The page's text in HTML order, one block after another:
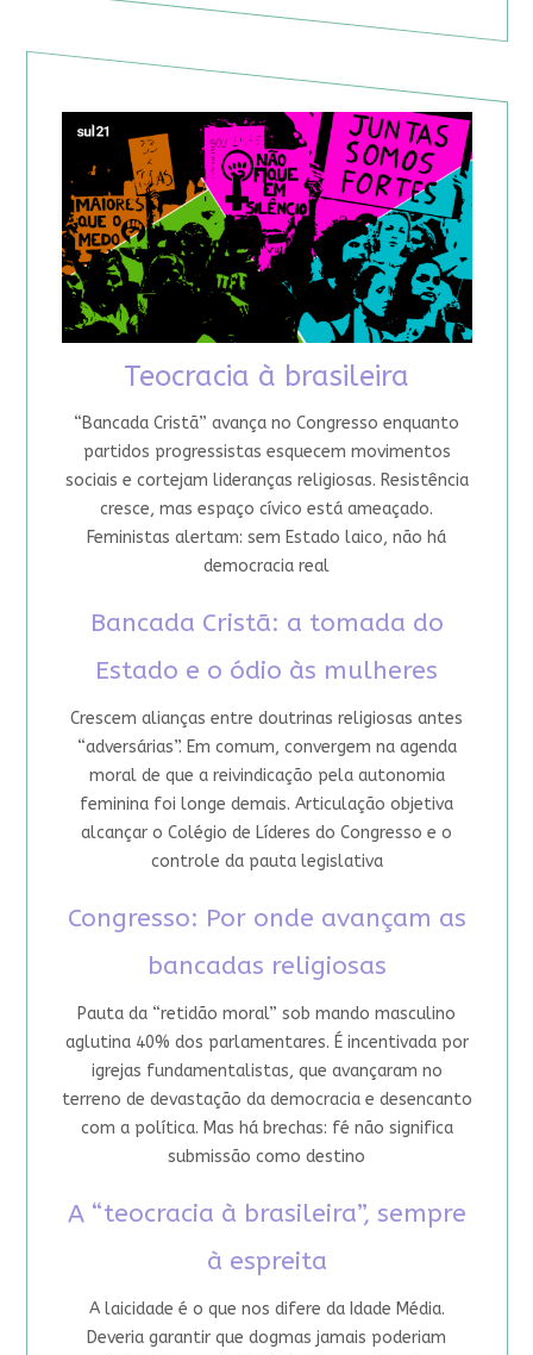
Teocracia à brasileira
“Bancada Cristã” avança no Congresso enquanto
partidos progressistas esquecem movimentos
sociais e cortejam lideranças religiosas. Resistência
cresce, mas espaço cívico está ameaçado.
Feministas alertam: sem Estado laico, não há
democracia real
Bancada Cristã: a tomada do
Estado e o ódio às mulheres
Crescem alianças entre doutrinas religiosas antes
“adversárias”. Em comum, convergem na agenda
moral de que a reivindicação pela autonomia
feminina foi longe demais. Articulação objetiva
alcançar o Colégio de Líderes do Congresso e o
controle da pauta legislativa
Congresso: Por onde avançam as
bancadas religiosas
Pauta da “retidão moral” sob mando masculino
aglutina 40% dos parlamentares. É incentivada por
igrejas fundamentalistas, que avançaram no
terreno de devastação da democracia e desencanto
com a política. Mas há brechas: fé não significa
submissão como destino
A “teocracia à brasileira”, sempre
à espreita
A laicidade é o que nos difere da Idade Média.
Deveria garantir que dogmas jamais poderiam